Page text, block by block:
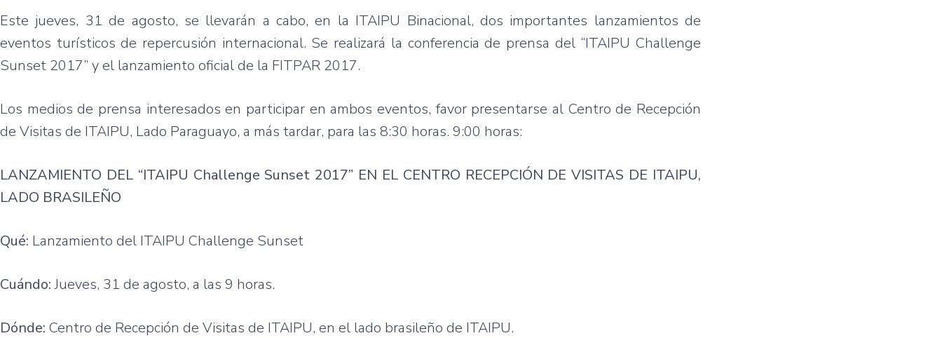
Este jueves, 31 de agosto, se llevarán a cabo, en la ITAIPU Binacional, dos importantes lanzamientos de
eventos turísticos de repercusión internacional. Se realizará la conferencia de prensa del “ITAIPU Challenge
Sunset 2017” y el lanzamiento oficial de la FITPAR 2017.
Los medios de prensa interesados en participar en ambos eventos, favor presentarse al Centro de Recepción
de Visitas de ITAIPU, Lado Paraguayo, a más tardar, para las 8:30 horas. 9:00 horas:
LANZAMIENTO DEL “ITAIPU Challenge Sunset 2017” EN EL CENTRO RECEPCIÓN DE VISITAS DE ITAIPU,
LADO BRASILEÑO
Qué: Lanzamiento del ITAIPU Challenge Sunset
Cuándo:Jueves, 31 de agosto, a las 9 horas.
Dónde: Centro de Recepción de Visitas de ITAIPU, en el lado brasileño de ITAIPU.